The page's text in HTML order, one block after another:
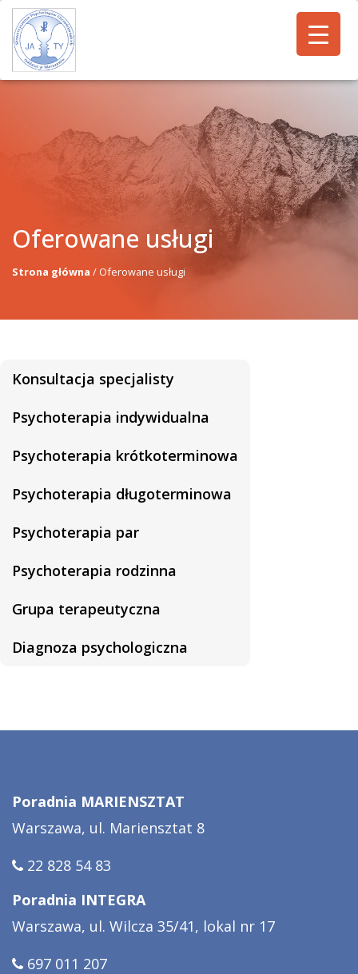
Oferowane usługi
Strona główna / Oferowane usługi
Konsultacja specjalisty
Psychoterapia indywidualna
Psychoterapia krótkoterminowa
Psychoterapia długoterminowa
Psychoterapia par
Psychoterapia rodzinna
Grupa terapeutyczna
Diagnoza psychologiczna
Poradnia MARIENSZTAT
Warszawa, ul. Mariensztat 8
22 828 54 83
Poradnia INTEGRA
Warszawa, ul. Wilcza 35/41, lokal nr 17
697 011 207